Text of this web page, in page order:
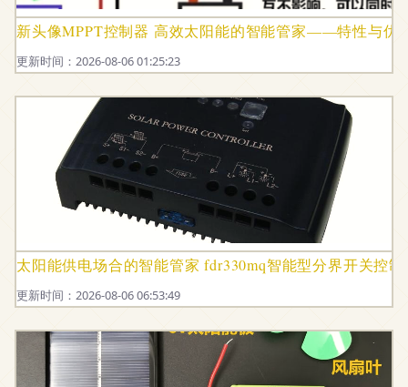
新头像MPPT控制器 高效太阳能的智能管家——特性与优
更新时间：2026-08-06 01:25:23
太阳能供电场合的智能管家 fdr330mq智能型分界开关控
更新时间：2026-08-06 06:53:49